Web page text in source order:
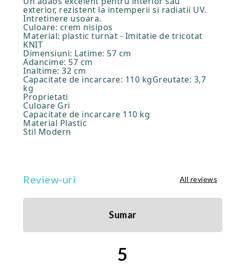
exterior, rezistent la intemperii si radiatii UV.
Intretinere usoara.
Culoare: crem nisipos
Material: plastic turnat - Imitatie de tricotat
KNIT
Dimensiuni: Latime: 57 cm
Adancime: 57 cm
Inaltime: 32 cm
Capacitate de incarcare: 110 kgGreutate: 3,7
kg
Proprietati
Culoare Gri
Capacitate de incarcare 110 kg
Material Plastic
Stil Modern
Review-uri All reviews
Sumar
5